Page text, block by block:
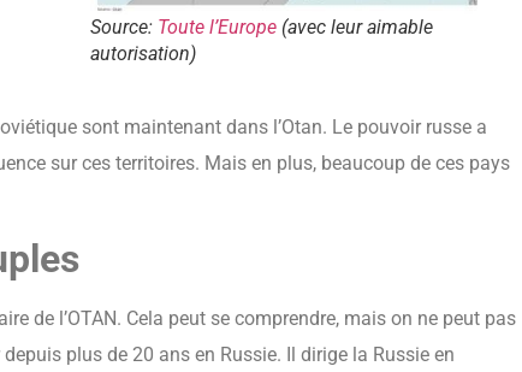
Source: Toute l’Europe(avec leur aimable
autorisation)
sont maintenant dans l’Otan. Le pouvoir russe a
sur ces territoires. Mais en plus, beaucoup de ces pays
de l’OTAN. Cela peut se comprendre, mais on ne peut pas
plus de 20 ans en Russie. Il dirige la Russie en